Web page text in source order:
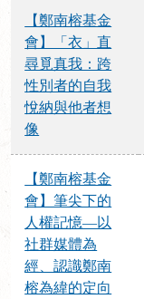
【鄭南榕基金
會】「衣」直
尋覓真我：跨
性別者的自我
悅納與他者想
像
【鄭南榕基金
會】筆尖下的
人權記憶—以
社群媒體為
經、認識鄭南
榕為緯的定向